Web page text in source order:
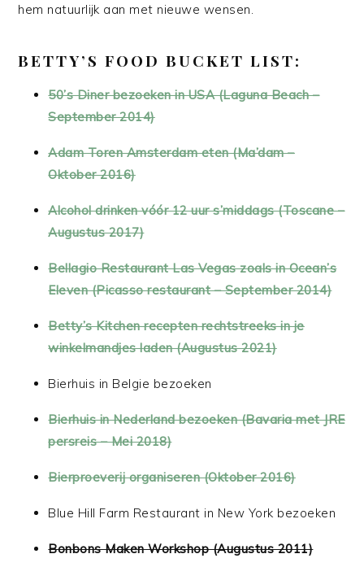
hem natuurlijk aan met nieuwe wensen.
BETTY’S FOOD BUCKET LIST:
50’s Diner bezoeken in USA (Laguna Beach –
September 2014)
Adam Toren Amsterdam eten (Ma’dam –
Oktober 2016)
Alcohol drinken vóór 12 uur s’middags (Toscane –
Augustus 2017)
Bellagio Restaurant Las Vegas zoals in Ocean’s
Eleven (Picasso restaurant – September 2014)
Betty’s Kitchen recepten rechtstreeks in je
winkelmandjes laden (Augustus 2021)
Bierhuis in Belgie bezoeken
Bierhuis in Nederland bezoeken (Bavaria met JRE
persreis – Mei 2018)
Bierproeverij organiseren (Oktober 2016)
Blue Hill Farm Restaurant in New York bezoeken
Bonbons Maken Workshop (Augustus 2011)